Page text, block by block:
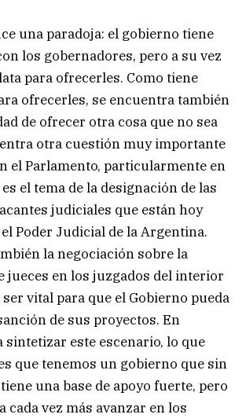
una paradoja: el gobierno tiene
los gobernadores, pero a su vez
para ofrecerles. Como tiene
ofrecerles, se encuentra también
de ofrecer otra cosa que no sea
otra cuestión muy importante
el Parlamento, particularmente en
es el tema de la designación de las
judiciales que están hoy
Poder Judicial de la Argentina.
la negociación sobre la
jueces en los juzgados del interior
ser vital para que el Gobierno pueda
de sus proyectos. En
sintetizar este escenario, lo que
que tenemos un gobierno que sin
una base de apoyo fuerte, pero
cada vez más avanzar en los